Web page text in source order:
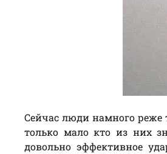
Сейчас люди намного реже
только мало кто из них
довольно эффективное